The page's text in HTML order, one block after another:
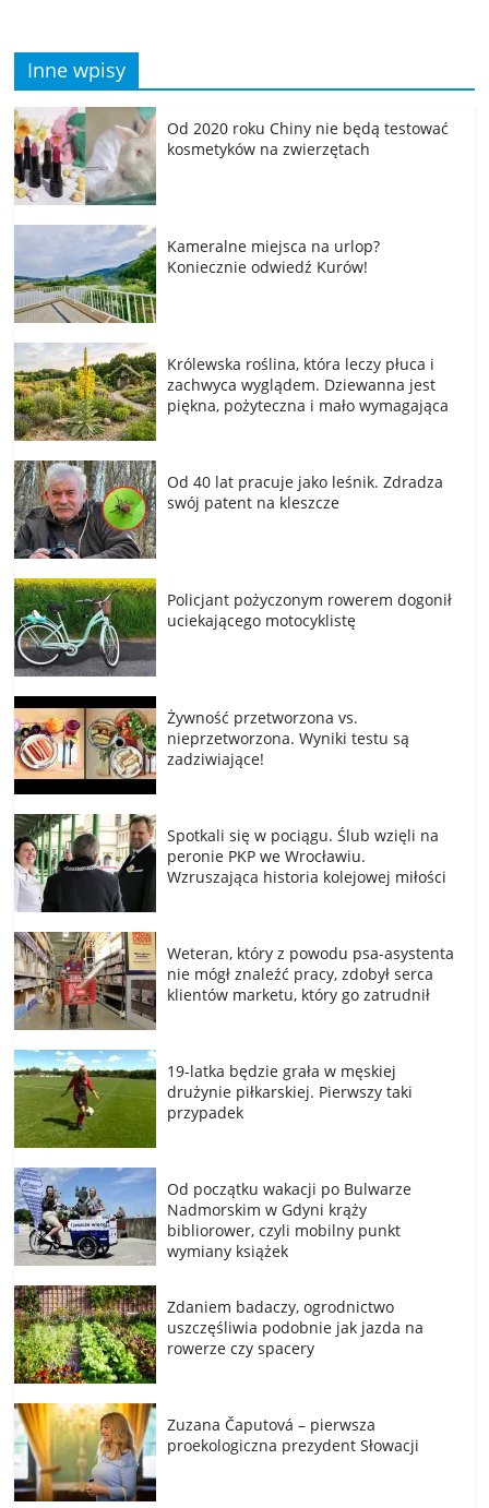
Inne wpisy
Od 2020 roku Chiny nie będą testować
kosmetyków na zwierzętach
Kameralne miejsca na urlop?
Koniecznie odwiedź Kurów!
Królewska roślina, która leczy płuca i
zachwyca wyglądem. Dziewanna jest
piękna, pożyteczna i mało wymagająca
Od 40 lat pracuje jako leśnik. Zdradza
swój patent na kleszcze
Policjant pożyczonym rowerem dogonił
uciekającego motocyklistę
Żywność przetworzona vs.
nieprzetworzona. Wyniki testu są
zadziwiające!
Spotkali się w pociągu. Ślub wzięli na
peronie PKP we Wrocławiu.
Wzruszająca historia kolejowej miłości
Weteran, który z powodu psa-asystenta
nie mógł znaleźć pracy, zdobył serca
klientów marketu, który go zatrudnił
19-latka będzie grała w męskiej
drużynie piłkarskiej. Pierwszy taki
przypadek
Od początku wakacji po Bulwarze
Nadmorskim w Gdyni krąży
bibliorower, czyli mobilny punkt
wymiany książek
Zdaniem badaczy, ogrodnictwo
uszczęśliwia podobnie jak jazda na
rowerze czy spacery
Zuzana Čaputová – pierwsza
proekologiczna prezydent Słowacji